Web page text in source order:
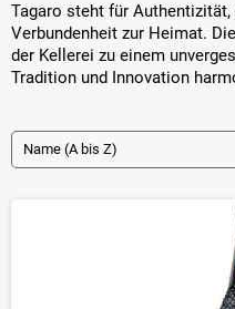
Tagaro steht für
Verbundenheit zur Heimat.
der Kellerei zu einem
Tradition und Innovation
Name (A bis Z)